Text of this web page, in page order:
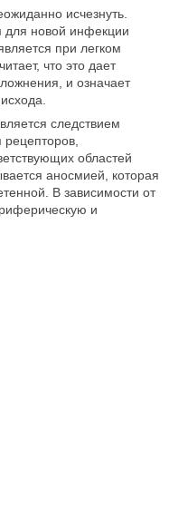
исчезнуть.
для новой инфекции
при легком
что это дает
и означает
следствием
областей
аносмией, которая
В зависимости от
и